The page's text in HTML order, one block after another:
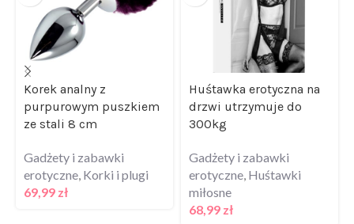
Korek analny z
purpurowym puszkiem
ze stali 8 cm
Gadżety i zabawki
erotyczne Korki i plugi
69,99 zł
Huśtawka erotyczna na
drzwi utrzymuje do
300kg
Gadżety i zabawki
erotyczne Huśtawki
miłosne
68,99 zł